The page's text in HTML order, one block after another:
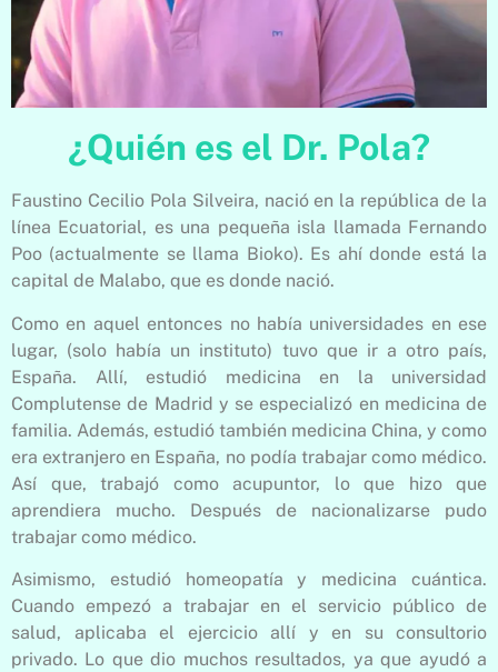
¿Quién es el Dr. Pola?
Faustino Cecilio Pola Silveira, nació en la república de la
línea Ecuatorial, es una pequeña isla llamada Fernando
Poo (actualmente se llama Bioko). Es ahí donde está la
capital de Malabo, que es donde nació.
Como en aquel entonces no había universidades en ese
lugar, (solo había un instituto) tuvo que ir a otro país,
España. Allí, estudió medicina en la universidad
Complutense de Madrid y se especializó en medicina de
familia. Además, estudió también medicina China, y como
era extranjero en España, no podía trabajar como médico.
Así que, trabajó como acupuntor, lo que hizo que
aprendiera mucho. Después de nacionalizarse pudo
trabajar como médico.
Asimismo, estudió homeopatía y medicina cuántica.
Cuando empezó a trabajar en el servicio público de
salud, aplicaba el ejercicio allí y en su consultorio
privado. Lo que dio muchos resultados, ya que ayudó a